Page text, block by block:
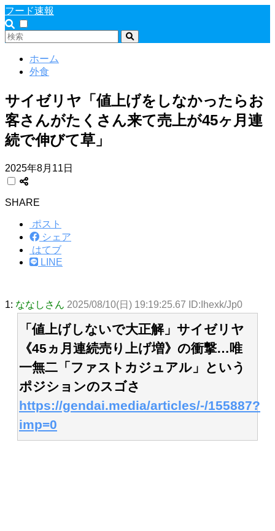
フード速報
ホーム
外食
サイゼリヤ「値上げをしなかったらお
客さんがたくさん来て売上が45ヶ月連
続で伸びて草」
2025年8月11日
SHARE
ポスト
シェア
はてブ
LINE
1: ななしさん 2025/08/10(日) 19:19:25.67 ID:Ihexk/Jp0
「値上げしないで大正解」サイゼリヤ
《45ヵ月連続売り上げ増》の衝撃…唯
一無二「ファストカジュアル」という
ポジションのスゴさ
https://gendai.media/articles/-/155887?
imp=0